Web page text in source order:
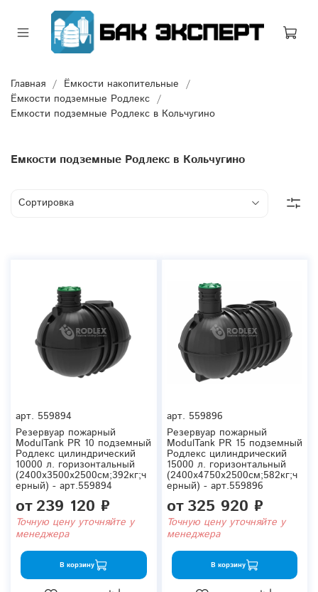
Главная
Ёмкости накопительные
Ёмкости подземные Родлекс
Емкости подземные Родлекс в Кольчугино
Емкости подземные Родлекс в Кольчугино
арт. 559894
Резервуар пожарный
ModulTank PR 10 подземный
Родлекс цилиндрический
10000 л. горизонтальный
(2400x3500x2500см;392кг;ч
ерный) - арт.559894
от239 120 ₽
Точную цену уточняйте у
менеджера
В корзину
арт. 559896
Резервуар пожарный
ModulTank PR 15 подземный
Родлекс цилиндрический
15000 л. горизонтальный
(2400x4750x2500см;582кг;ч
ерный) - арт.559896
от325 920 ₽
Точную цену уточняйте у
менеджера
В корзину